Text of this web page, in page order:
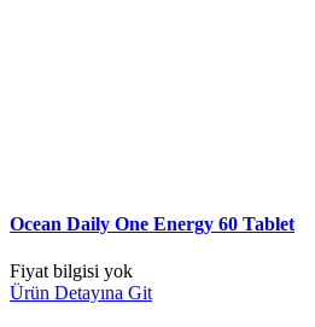
Ocean Daily One Energy 60 Tablet
Fiyat bilgisi yok
Ürün Detayına Git